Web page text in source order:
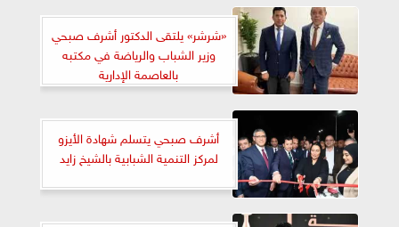
«شرشر» يلتقى الدكتور أشرف صبحي
وزير الشباب والرياضة في مكتبه
بالعاصمة الإدارية
أشرف صبحي يتسلم شهادة الأيزو
لمركز التنمية الشبابية بالشيخ زايد